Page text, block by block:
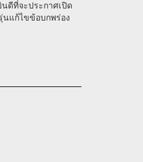
ดีที่จะประกาศเปิด
นแก้ไขข้อบกพร่อง